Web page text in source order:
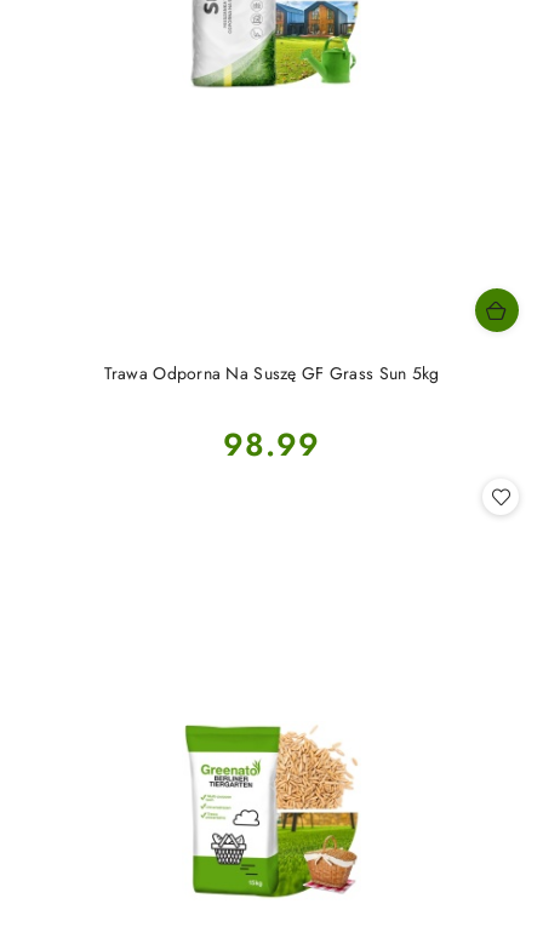
Trawa Odporna Na Suszę GF Grass Sun 5kg
Cena:
98.99